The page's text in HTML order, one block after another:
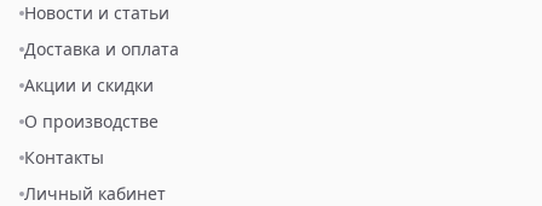
Новости и статьи
Доставка и оплата
Акции и скидки
О производстве
Контакты
Личный кабинет